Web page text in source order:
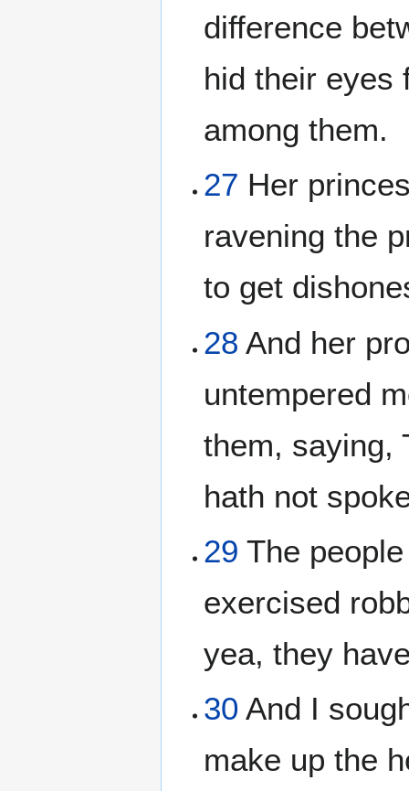
difference
hid their eyes
among them.
27 Her
ravening the
to get
28 And her
untempered
them, saying,
hath not
29 The
exercised
yea, they
30 And I
make up the